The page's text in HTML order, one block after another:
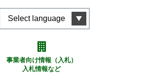
Select language
事業者向け情報（入札）
入札情報など